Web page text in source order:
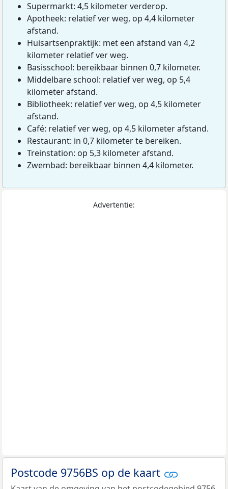
Supermarkt: 4,5 kilometer verderop.
Apotheek: relatief ver weg, op 4,4 kilometer
afstand.
Huisartsenpraktijk: met een afstand van 4,2
kilometer relatief ver weg.
Basisschool: bereikbaar binnen 0,7 kilometer.
Middelbare school: relatief ver weg, op 5,4
kilometer afstand.
Bibliotheek: relatief ver weg, op 4,5 kilometer
afstand.
Café: relatief ver weg, op 4,5 kilometer afstand.
Restaurant: in 0,7 kilometer te bereiken.
Treinstation: op 5,3 kilometer afstand.
Zwembad: bereikbaar binnen 4,4 kilometer.
Advertentie:
Postcode 9756BS op de kaart